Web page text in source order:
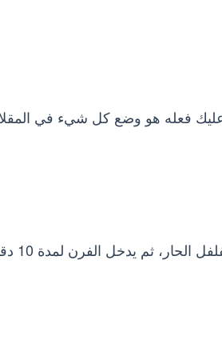
عليك فعله هو وضع كل شيء في
في البداية قطع السمك مكعبات